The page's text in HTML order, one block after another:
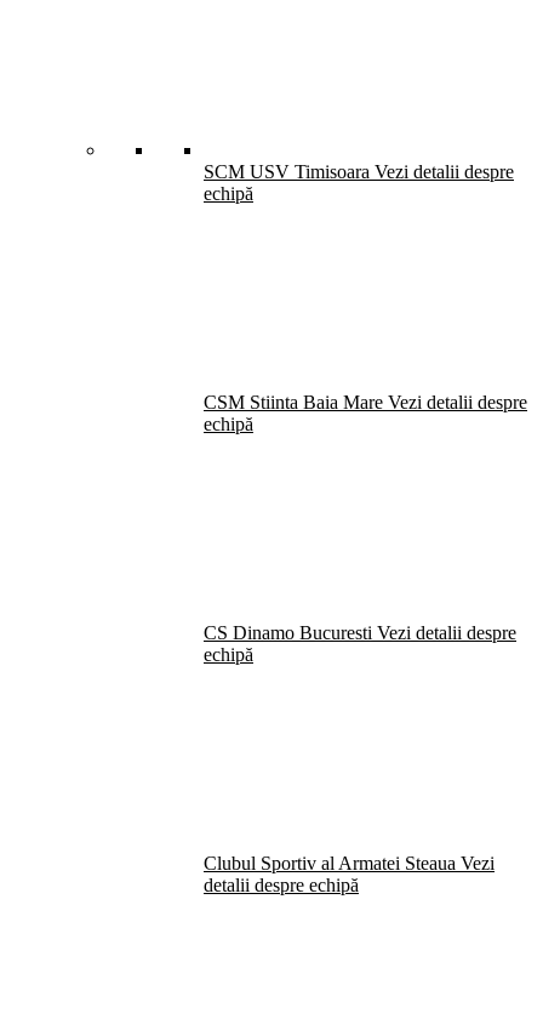
SCM USV Timisoara Vezi detalii despre
echipă
CSM Stiinta Baia Mare Vezi detalii despre
echipă
CS Dinamo Bucuresti Vezi detalii despre
echipă
Clubul Sportiv al Armatei Steaua Vezi
detalii despre echipă